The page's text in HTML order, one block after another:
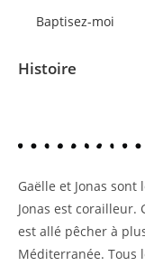
Baptisez-moi
Histoire
Gaëlle et Jonas
Jonas est corailleur.
est allé pêcher à
Méditerranée. Tous